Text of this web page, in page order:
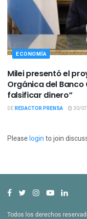
ECONOMÍA
Milei presentó el
Orgánica del Banco
falsificar dinero”
DEREDACTOR PRENSA 30/
Pleaseloginto join
Todos los derechos